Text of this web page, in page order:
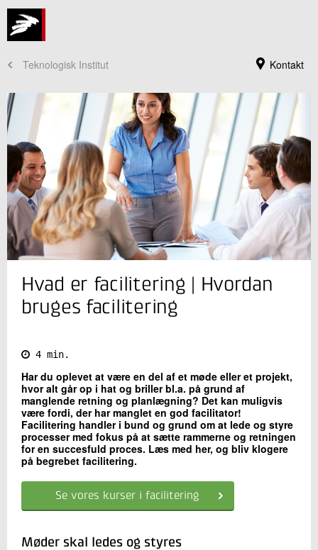
Kontakt
Teknologisk Institut
+45 72 20 30 00
Send e-mail
Kontakt os
Send
Hvad er facilitering | Hvordan
bruges facilitering
4 min.
Har du oplevet at være en del af et møde eller et projekt,
hvor alt går op i hat og briller bl.a. på grund af
manglende retning og planlægning? Det kan muligvis
være fordi, der har manglet en god facilitator!
Facilitering handler i bund og grund om at lede og styre
processer med fokus på at sætte rammerne og retningen
for en succesfuld proces. Læs med her, og bliv klogere
på begrebet facilitering.
Se vores kurser i facilitering
Møder skal ledes og styres